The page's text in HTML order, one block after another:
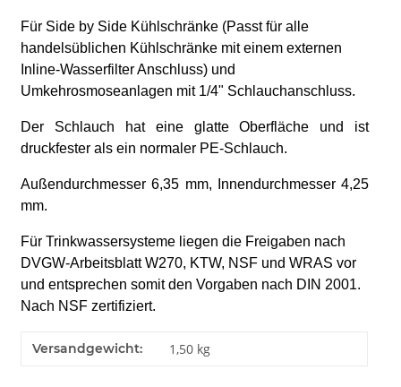
Für Side by Side Kühlschränke (Passt für alle
handelsüblichen Kühlschränke mit einem externen
Inline-Wasserfilter Anschluss) und
Umkehrosmoseanlagen mit 1/4" Schlauchanschluss.
Der Schlauch hat eine glatte Oberfläche und ist
druckfester als ein normaler PE-Schlauch.
Außendurchmesser 6,35 mm, Innendurchmesser 4,25
mm.
Für Trinkwassersysteme liegen die Freigaben nach
DVGW-Arbeitsblatt W270, KTW, NSF und WRAS vor
und entsprechen somit den Vorgaben nach DIN 2001.
Nach NSF zertifiziert.
Versandgewicht: 1,50 kg